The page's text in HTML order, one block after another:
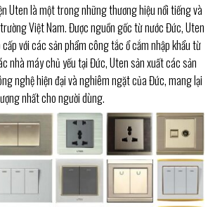
Uten là một trong những thương hiệu nổi tiếng và
Việt Nam. Được nguồn gốc từ nước Đức, Uten
với các sản phẩm công tắc ổ cắm nhập khẩu từ
nhà máy chủ yếu tại Đức, Uten sản xuất các sản
nghệ hiện đại và nghiêm ngặt của Đức, mang lại
nhất cho người dùng.